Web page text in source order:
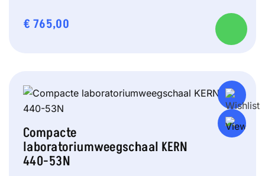
€ 765,00
Compacte
laboratoriumweegschaal KERN
440-53N